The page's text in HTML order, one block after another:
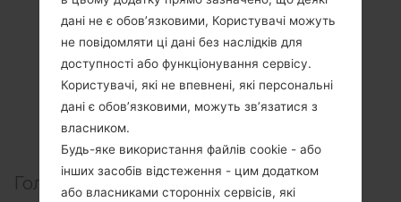
Головні новини:
дані не є обов’язковими, Користувачі можуть
не повідомляти ці дані без наслідків для
доступності або функціонування сервісу.
Користувачі, які не впевнені, які персональні
дані є обов’язковими, можуть зв’язатися з
власником.
Будь-яке використання файлів cookie - або
інших засобів відстеження - цим додатком
або власниками сторонніх сервісів, які